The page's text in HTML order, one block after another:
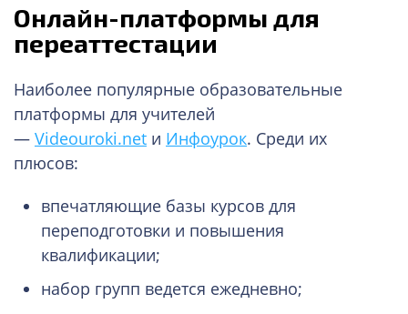
Онлайн-платформы для
переаттестации
Наиболее популярные образовательные
платформы для учителей
— Videouroki.net и Инфоурок. Среди их
плюсов:
впечатляющие базы курсов для
переподготовки и повышения
квалификации;
набор групп ведется ежедневно;